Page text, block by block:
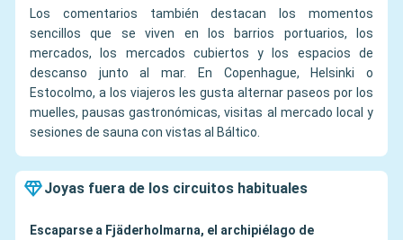
Los comentarios también destacan los momentos
sencillos que se viven en los barrios portuarios, los
mercados, los mercados cubiertos y los espacios de
descanso junto al mar. En Copenhague, Helsinki o
Estocolmo, a los viajeros les gusta alternar paseos por los
muelles, pausas gastronómicas, visitas al mercado local y
sesiones de sauna con vistas al Báltico.
Joyas fuera de los circuitos habituales
Escaparse a Fjäderholmarna, el archipiélago de